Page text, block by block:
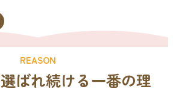
REASON
ばれ続ける一番の理